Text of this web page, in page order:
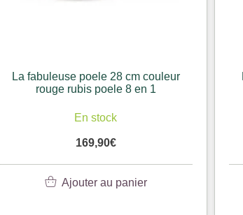
La fabuleuse poele 28 cm couleur
vert canopee poele 8 en 1
Rupture de stock
169,90€
Lire la suite